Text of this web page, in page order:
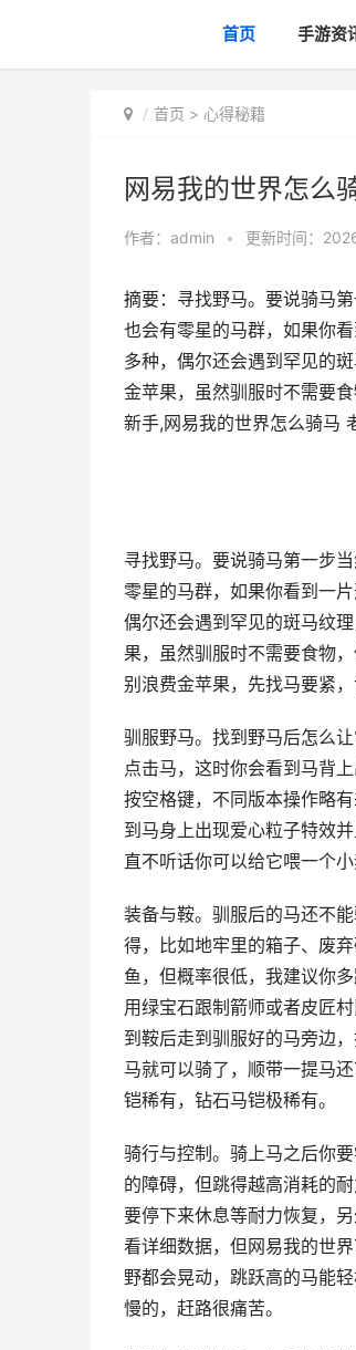
首页 手游资
首页 > 心得秘籍
网易我的世界怎么
作者： admin • 更新时间：
摘要：寻找野马。要说骑马
也会有零星的马群，如果你
多种，偶尔还会遇到罕见的
金苹果，虽然驯服时不需要
新手,网易我的世界怎么骑马
寻找野马。要说骑马第一步
零星的马群，如果你看到一
偶尔还会遇到罕见的斑马纹
果，虽然驯服时不需要食物
别浪费金苹果，先找马要紧
驯服野马。找到野马后怎么
点击马，这时你会看到马背
按空格键，不同版本操作略
到马身上出现爱心粒子特效
直不听话你可以给它喂一个
装备与鞍。驯服后的马还不
得，比如地牢里的箱子、废
鱼，但概率很低，我建议你
用绿宝石跟制箭师或者皮匠
到鞍后走到驯服好的马旁边
马就可以骑了，顺带一提马
铠稀有，钻石马铠极稀有。
骑行与控制。骑上马之后你
的障碍，但跳得越高消耗的
要停下来休息等耐力恢复，
看详细数据，但网易我的世
野都会晃动，跳跃高的马能
慢的，赶路很痛苦。